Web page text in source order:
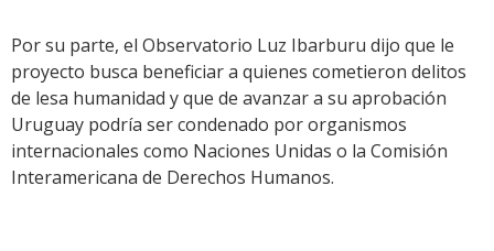
Por su parte, el Observatorio Luz Ibarburu dijo que le
proyecto busca beneficiar a quienes cometieron delitos
de lesa humanidad y que de avanzar a su aprobación
Uruguay podría ser condenado por organismos
internacionales como Naciones Unidas o la Comisión
Interamericana de Derechos Humanos.